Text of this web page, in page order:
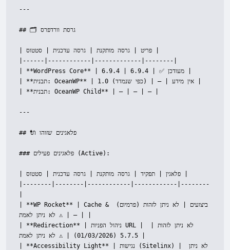
---
## 🗂️ גרסת וורדפרס
|------|------------|-------------|--------|
| **WordPress Core** | 6.9.4 | 6.9.4 | ✅ מעודכן |
| **תבנית: OceanWP** | 1.0 (כפי שנמדד) | — | אין מידע |
| **תבנית: OceanWP Child** | — | — | — |
---
## 🔌 פלאגינים שזוהו
### פלאגינים פעילים (Active):
|--------|--------|------------|------------|--------
| **WP Rocket** | Cache & ביצועים | לא ניתן לזהות (פרמיום)
| — | ⚠️ לא ניתן לאמת |
| **Redirection** | ניהול הפניות URL | לא ניתן לזהות |
5.7.5 (01/03/2026) | ⚠️ לא ניתן לאמת |
| **Accessibility Light** | נגישות (Sitelinx) | לא ניתן